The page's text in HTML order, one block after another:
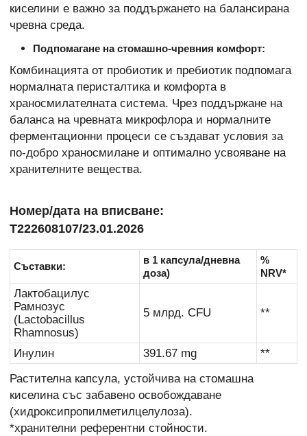
киселини е важно за поддържането на балансирана
чревна среда.
Подпомагане на стомашно-чревния комфорт:
Комбинацията от пробиотик и пребиотик подпомага
нормалната перисталтика и комфорта в
храносмилателната система. Чрез поддържане на
баланса на чревната микрофлора и нормалните
ферментационни процеси се създават условия за
по-добро храносмилане и оптимално усвояване на
хранителните вещества.
Номер/дата на вписване:
Т222608107/23.01.2026
Съставки:
в 1 капсула/дневна
доза)
%
NRV*
Лактобацилус
Рамнозус
(Lactobacillus
Rhamnosus)
5 млрд. CFU **
Инулин 391.67 mg
**
Растителна капсула, устойчива на стомашна
киселина със забавено освобождаване
(хидроксипропилметилцелулоза).
*хранителни референтни стойности.